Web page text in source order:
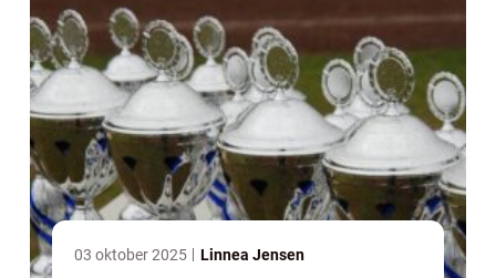
03 oktober 2025 Linnea Jensen